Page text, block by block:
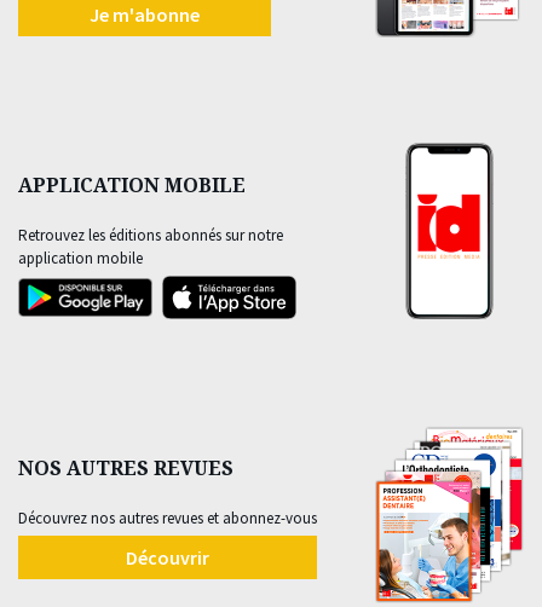
Je m'abonne
APPLICATION MOBILE
Retrouvez les éditions abonnés sur notre
application mobile
NOS AUTRES REVUES
Découvrez nos autres revues et abonnez-vous
Découvrir